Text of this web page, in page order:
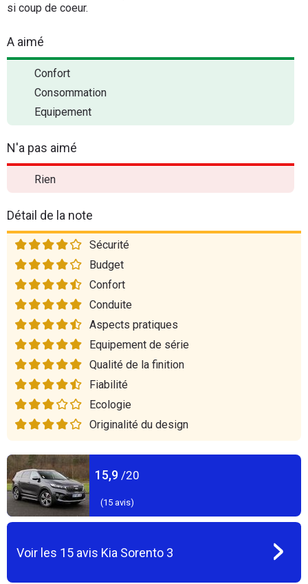
si coup de coeur.
A aimé
Confort
Consommation
Equipement
N'a pas aimé
Rien
Détail de la note
Sécurité
Budget
Confort
Conduite
Aspects pratiques
Equipement de série
Qualité de la finition
Fiabilité
Ecologie
Originalité du design
15,9 /20
(15 avis)
Voir les 15 avis Kia Sorento 3